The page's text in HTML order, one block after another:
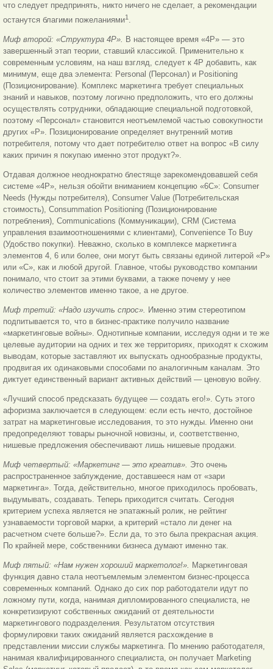
что следует предпринять, никто ничего не сделает, а рекомендации
останутся благими пожеланиями1
Миф второй: «Структура 4P». В настоящее время «4P» — это
завершенный этап теории, ставший классикой. Применительно к
современным условиям, на наш взгляд, следует к 4P добавить, как
минимум, еще два элемента: Personal (Персонал) и Positioning
(Позиционирование). Комплекс маркетинга требует специальных
знаний и навыков, поэтому логично предположить, что его должны
осуществлять сотрудники, обладающие специальной подготовкой,
поэтому «Персонал» становится неотъемлемой частью совокупности
других «P». Позиционирование определяет внутренний мотив
потребителя, потому что дает потребителю ответ на вопрос «В силу
каких причин я покупаю именно этот продукт?».
Отдавая должное неоднократно блестяще зарекомендовавшей себя
системе «4P», нельзя обойти вниманием концепцию «6C»: Consumer
Needs (Нужды потребителя), Consumer Value (Потребительская
стоимость), Consummation Positioning (Позиционирование
потребления), Communications (Коммуникации), CRM (Система
управления взаимоотношениями с клиентами), Convenience To Buy
(Удобство покупки). Неважно, сколько в комплексе маркетинга
элементов 4, 6 или более, они могут быть связаны единой литерой «P»
или «C», как и любой другой. Главное, чтобы руководство компании
понимало, что стоит за этими буквами, а также почему у нее
количество элементов именно такое, а не другое.
Миф третий: «Надо изучить спрос». Именно этим стереотипом
подпитывается то, что в бизнес-практике получило название
«маркетинговые войны». Однотипные компании, исследуя одни и те же
целевые аудитории на одних и тех же территориях, приходят к схожим
выводам, которые заставляют их выпускать однообразные продукты,
продвигая их одинаковыми способами по аналогичным каналам. Это
диктует единственный вариант активных действий — ценовую войну.
«Лучший способ предсказать будущее — создать его!». Суть этого
афоризма заключается в следующем: если есть нечто, достойное
затрат на маркетинговые исследования, то это нужды. Именно они
предопределяют товары рыночной новизны, и, соответственно,
нишевые предложения обеспечивают лишь нишевые продажи.
Миф четвертый: «Маркетинг — это креатив». Это очень
распространенное заблуждение, доставшееся нам от «зари
маркетинга». Тогда, действительно, многое приходилось пробовать,
выдумывать, создавать. Теперь приходится считать. Сегодня
критерием успеха является не эпатажный ролик, не рейтинг
узнаваемости торговой марки, а критерий «стало ли денег на
расчетном счете больше?». Если да, то это была прекрасная акция.
По крайней мере, собственники бизнеса думают именно так.
Миф пятый: «Нам нужен хороший маркетолог!». Маркетинговая
функция давно стала неотъемлемым элементом бизнес-процесса
современных компаний. Однако до сих пор работодатели идут по
ложному пути, когда, нанимая дипломированного специалиста, не
конкретизируют собственных ожиданий от деятельности
маркетингового подразделения. Результатом отсутствия
формулировки таких ожиданий является расхождение в
представлении миссии службы маркетинга. По мнению работодателя,
нанимая квалифицированного специалиста, он получает Marketing